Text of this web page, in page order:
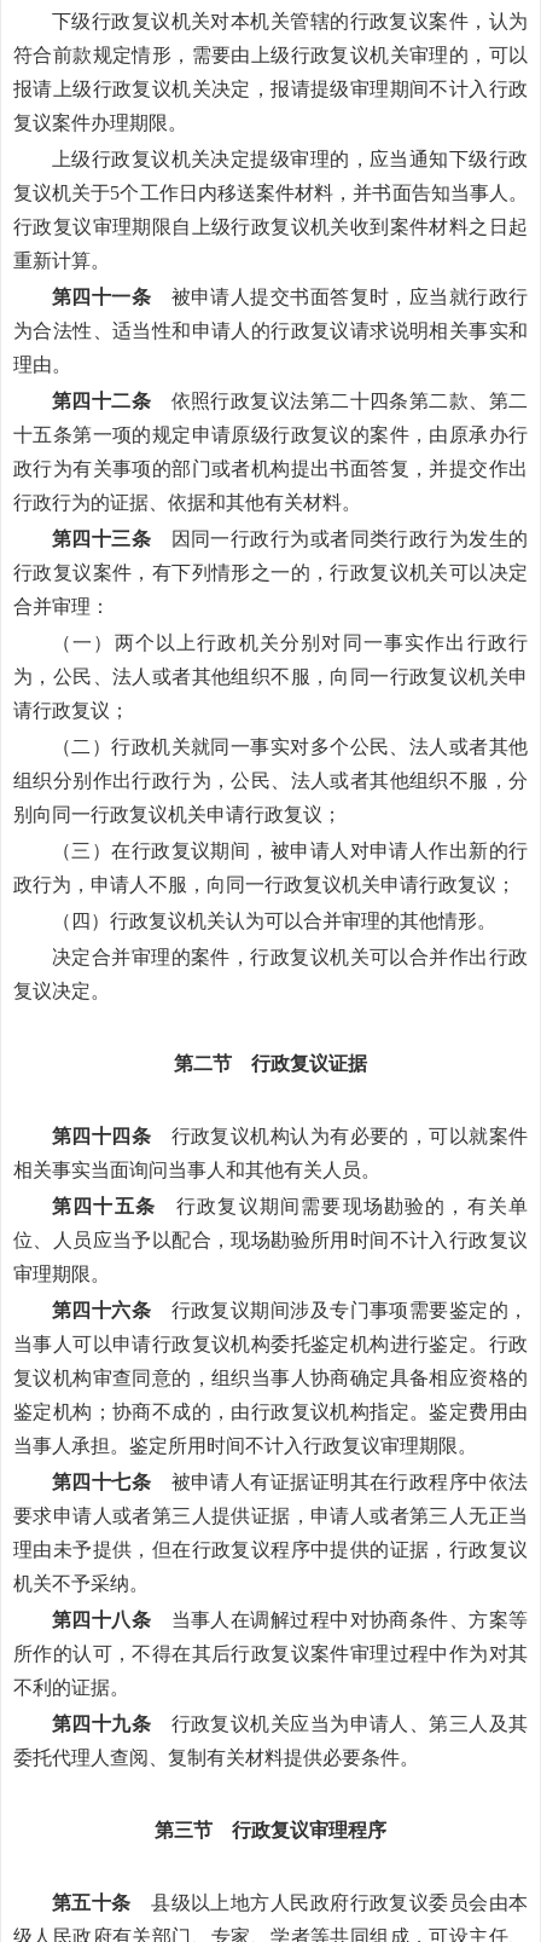
下级行政复议机关对本机关管辖的行政复议案件，认为
符合前款规定情形，需要由上级行政复议机关审理的，可以
报请上级行政复议机关决定，报请提级审理期间不计入行政
复议案件办理期限。
上级行政复议机关决定提级审理的，应当通知下级行政
复议机关于5个工作日内移送案件材料，并书面告知当事人。
行政复议审理期限自上级行政复议机关收到案件材料之日起
重新计算。
第四十一条 被申请人提交书面答复时，应当就行政行
为合法性、适当性和申请人的行政复议请求说明相关事实和
理由。
第四十二条 依照行政复议法第二十四条第二款、第二
十五条第一项的规定申请原级行政复议的案件，由原承办行
政行为有关事项的部门或者机构提出书面答复，并提交作出
行政行为的证据、依据和其他有关材料。
第四十三条 因同一行政行为或者同类行政行为发生的
行政复议案件，有下列情形之一的，行政复议机关可以决定
合并审理：
（一）两个以上行政机关分别对同一事实作出行政行
为，公民、法人或者其他组织不服，向同一行政复议机关申
请行政复议；
（二）行政机关就同一事实对多个公民、法人或者其他
组织分别作出行政行为，公民、法人或者其他组织不服，分
别向同一行政复议机关申请行政复议；
（三）在行政复议期间，被申请人对申请人作出新的行
政行为，申请人不服，向同一行政复议机关申请行政复议；
（四）行政复议机关认为可以合并审理的其他情形。
决定合并审理的案件，行政复议机关可以合并作出行政
复议决定。
第二节 行政复议证据
第四十四条 行政复议机构认为有必要的，可以就案件
相关事实当面询问当事人和其他有关人员。
第四十五条 行政复议期间需要现场勘验的，有关单
位、人员应当予以配合，现场勘验所用时间不计入行政复议
审理期限。
第四十六条 行政复议期间涉及专门事项需要鉴定的，
当事人可以申请行政复议机构委托鉴定机构进行鉴定。行政
复议机构审查同意的，组织当事人协商确定具备相应资格的
鉴定机构；协商不成的，由行政复议机构指定。鉴定费用由
当事人承担。鉴定所用时间不计入行政复议审理期限。
第四十七条 被申请人有证据证明其在行政程序中依法
要求申请人或者第三人提供证据，申请人或者第三人无正当
理由未予提供，但在行政复议程序中提供的证据，行政复议
机关不予采纳。
第四十八条 当事人在调解过程中对协商条件、方案等
所作的认可，不得在其后行政复议案件审理过程中作为对其
不利的证据。
第四十九条 行政复议机关应当为申请人、第三人及其
委托代理人查阅、复制有关材料提供必要条件。
第三节 行政复议审理程序
第五十条 县级以上地方人民政府行政复议委员会由本
级人民政府有关部门、专家、学者等共同组成，可设主任、